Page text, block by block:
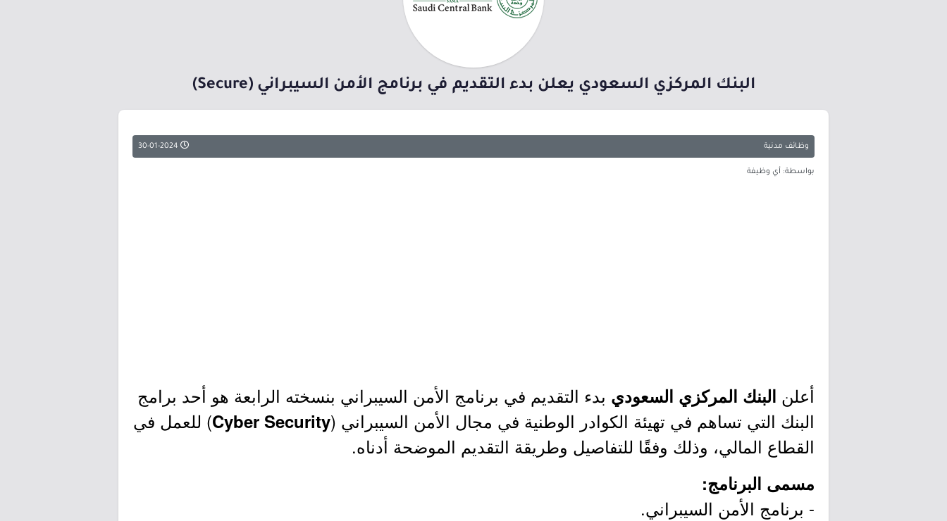
البنك المركزي السعودي يعلن بدء التقديم في برنامج الأمن السيبراني (Secure)
وظائف مدنية
بواسطة: أي وظيفة
أعلن البنك المركزي السعودي بدء التقديم في برنامج الأمن السيبراني بنسخته الرابعة هو أحد برامج
البنك التي تساهم في تهيئة الكوادر الوطنية في مجال الأمن السيبراني (Cyber Security) للعمل في
القطاع المالي، وذلك وفقًا للتفاصيل وطريقة التقديم الموضحة أدناه.
مسمى البرنامج:
- برنامج الأمن السيبراني.